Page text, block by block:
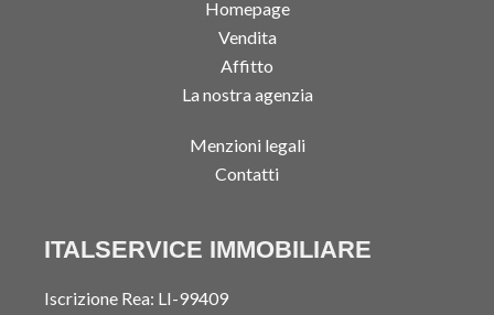
Homepage
Vendita
Affitto
La nostra agenzia
Menzioni legali
Contatti
ITALSERVICE IMMOBILIARE
Iscrizione Rea: LI-99409